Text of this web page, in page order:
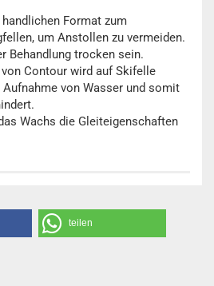
Format zum
um Anstollen zu vermeiden.
Behandlung trocken sein.
Contour wird auf Skifelle
von Wasser und somit
Wachs die Gleiteigenschaften
teilen